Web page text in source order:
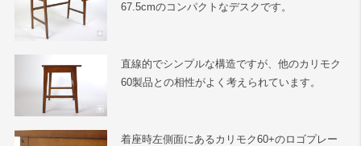
67.5cmのコンパクトなデスクです。
直線的でシンプルな構造ですが、他のカリモク
60製品との相性がよく考えられています。
着座時左側面にあるカリモク60+のロゴプレー